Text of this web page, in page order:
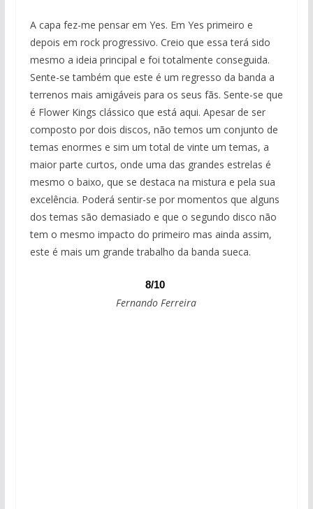
A capa fez-me pensar em Yes. Em Yes primeiro e
depois em rock progressivo. Creio que essa terá sido
mesmo a ideia principal e foi totalmente conseguida.
Sente-se também que este é um regresso da banda a
terrenos mais amigáveis para os seus fãs. Sente-se que
é Flower Kings clássico que está aqui. Apesar de ser
composto por dois discos, não temos um conjunto de
temas enormes e sim um total de vinte um temas, a
maior parte curtos, onde uma das grandes estrelas é
mesmo o baixo, que se destaca na mistura e pela sua
excelência. Poderá sentir-se por momentos que alguns
dos temas são demasiado e que o segundo disco não
tem o mesmo impacto do primeiro mas ainda assim,
este é mais um grande trabalho da banda sueca.
8/10
Fernando Ferreira